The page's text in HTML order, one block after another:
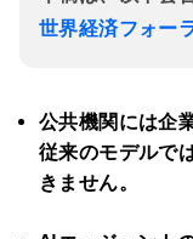
世界経済フォー
公共機関には企
従来のモデルで
きません。